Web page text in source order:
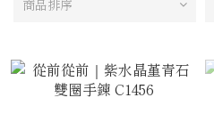
商品排序